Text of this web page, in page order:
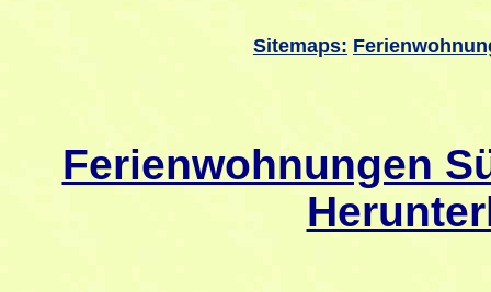
Sitemaps:
Ferienwohnungen